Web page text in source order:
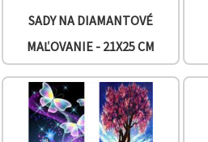
analyzovali
obsah a
reklamu, aj
s pomocou
našich
partnerov
SADY NA DIAMANTOVÉ
MAĽOVANIE - 21X25 CM